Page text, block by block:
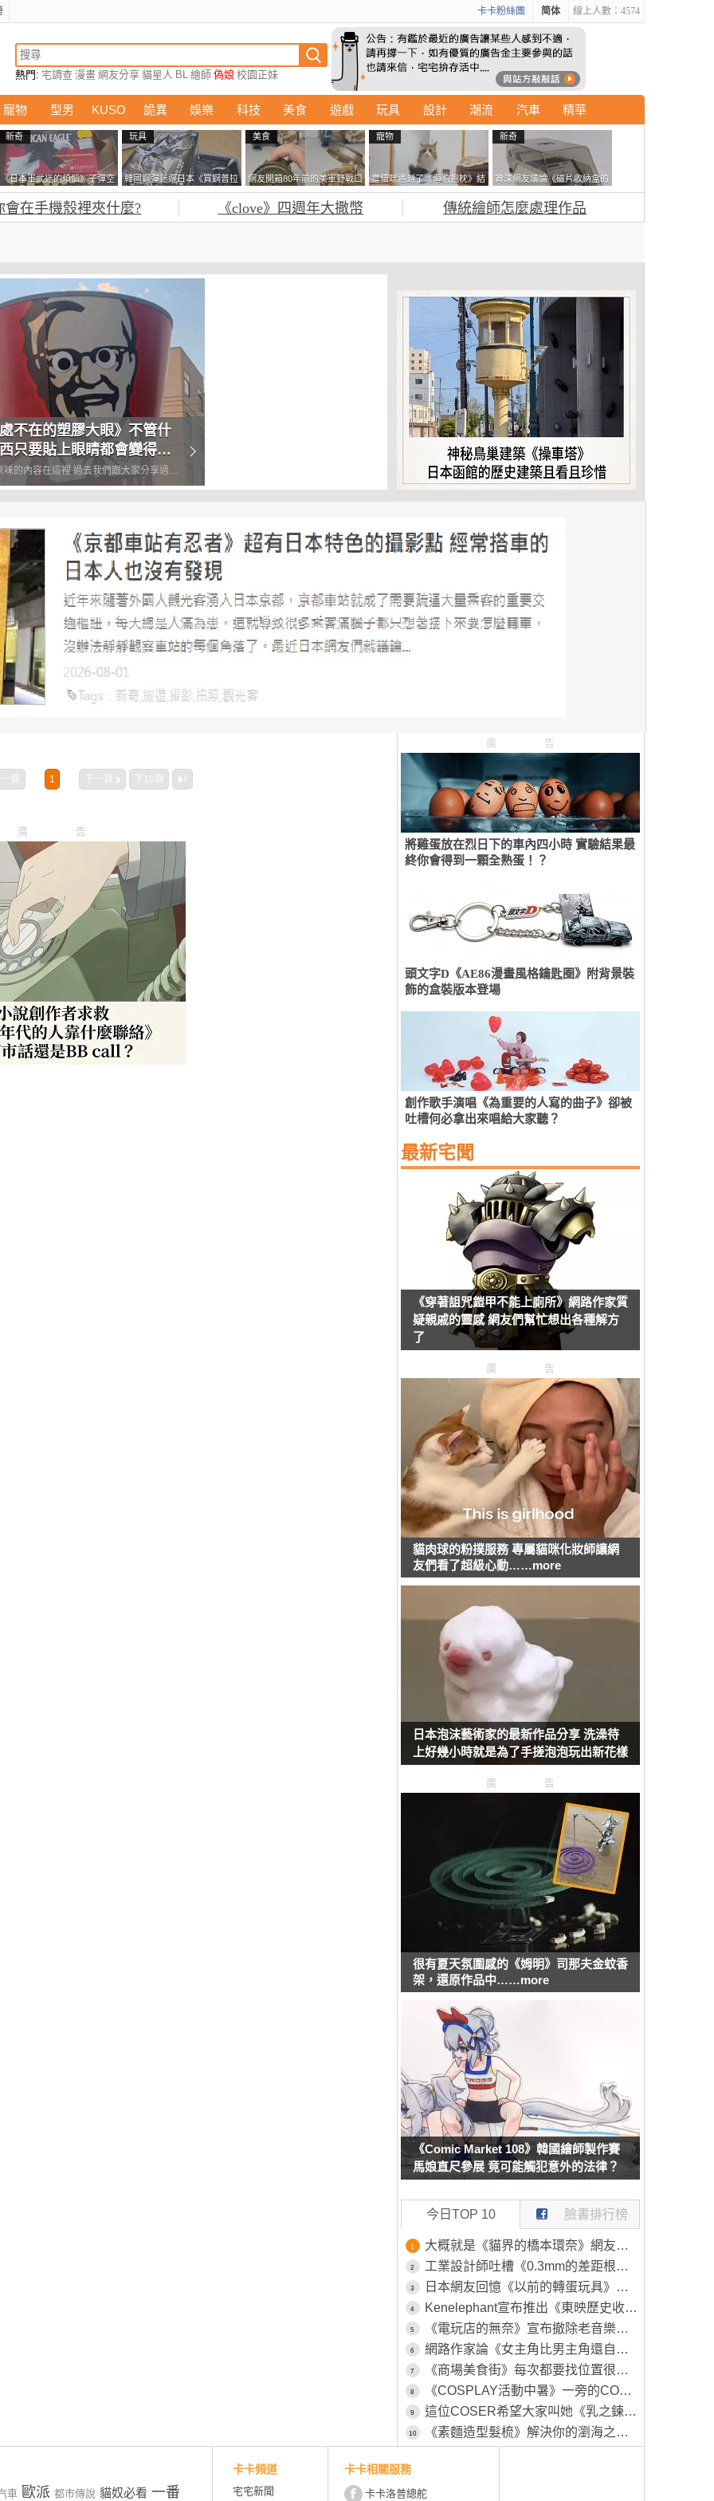
線上人數：4574
简体
卡卡粉絲團
熱門: 宅調查 漫畫 網友分享 貓星人 BL 繪師 偽娘 校園正妹
寵物 型男 KUSO 詭異 娛樂 科技 美食 遊戲 玩具 設計 潮流 汽車 精華
新奇
《日本軍武迷的煩惱》子彈空
盒在日本超級貴 美國網友直
接一大箱寄給他了
玩具
韓國鋼彈迷遊日本《買鋼普拉
塞不進行李箱》網友們集思廣
益提供解方了……
美食
網友開箱80年前的美軍野戰口
糧 罐頭本身保存良好，但裡
面的味道...
寵物
當貓咪遇到了《海豹抱枕》結
果玩了10天後，海豹一整個走
新奇
資深網友議論《磁片收納盒的
鎖有什麼用》想偷的話整盒拿
走不就好了嗎？
會在手機殼裡夾什麼? 《clove》四週年大撒幣 傳統繪師怎麼處理作品
不在的塑膠大眼》不管什
只要貼上眼睛都會變得有
潮「#booblyeyes」，這是準備一雙塑膠
常有名，但是時不時就會有網友更新一下
頁 1 下一頁 下10頁
廣告
廣告
將雞蛋放在烈日下的車內四小時 實驗結果最
終你會得到一顆全熟蛋！？
頭文字D《AE86漫畫風格鑰匙圈》附背景裝
飾的盒裝版本登場
創作歌手演唱《為重要的人寫的曲子》卻被
吐槽何必拿出來唱給大家聽？
最新宅聞
《穿著詛咒鎧甲不能上廁所》網路作家質
疑親戚的靈感 網友們幫忙想出各種解方
了
廣告
貓肉球的粉撲服務 專屬貓咪化妝師讓網
友們看了超級心動……more
日本泡沫藝術家的最新作品分享 洗澡待
上好幾小時就是為了手搓泡泡玩出新花樣
廣告
很有夏天氛圍感的《姆明》司那夫金蚊香
架，還原作品中……more
《Comic Market 108》韓國繪師製作賽
馬娘直尺參展 竟可能觸犯意外的法律？
今日TOP 10 臉書排行榜
1 大概就是《貓界的橋本環奈》網友分享前浪貓讓人陶醉的成長歷程
2 工業設計師吐槽《0.3mm的差距根本分不出來》日本網友們卻都說自己能夠察覺到
3 日本網友回憶《以前的轉蛋玩具》大獎跟爛獎的品質落差超大超詐騙
4 Kenelephant宣布推出《東映歷史收藏周邊》有經典開場壓克力磚等眾多周邊將在8月下旬發售
5 《電玩店的無奈》宣布撤除老音樂遊戲機台 平常沒人玩這時候卻又高喊不要撤
6 網路作家論《女主角比男主角還自由》從近年的鋼彈作品就看得出來？
7 《商場美食街》每次都要找位置很煩人？日本推出訂位服務超方便
8 《COSPLAY活動中暑》一旁的COSER見狀幫忙叫救護車 卻被工作人員嫌棄了
9 這位COSER希望大家叫她《乳之鍊金術師》自認調整乳量的努力不輸任何人
10 《素麵造型髮梳》解決你的瀏海之亂 怕被人誤會一直撥頭髮就靠這招掩蓋過去吧(笑)
車 歐派 都市傳說 貓奴必看 一番
卡卡頻道
宅宅新聞
卡卡相關服務
卡卡洛普總舵